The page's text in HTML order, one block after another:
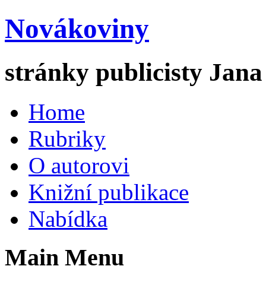
Novákoviny
stránky publicisty
Home
Rubriky
O autorovi
Knižní publikace
Nabídka
Main Menu